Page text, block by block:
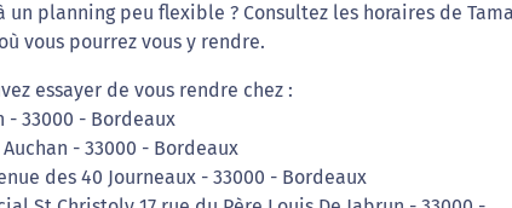
planning peu flexible ? Consultez les horaires de
vous pourrez vous y rendre.
essayer de vous rendre chez :
- 33000 - Bordeaux
- 33000 - Bordeaux
des 40 Journeaux - 33000 - Bordeaux